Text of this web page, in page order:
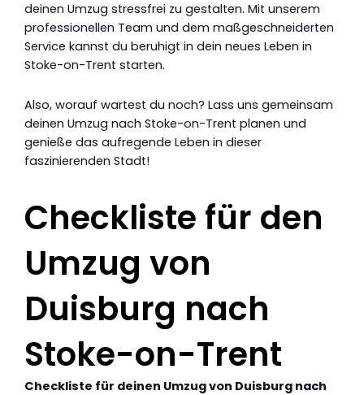
deinen Umzug stressfrei zu gestalten. Mit unserem
professionellen Team und dem maßgeschneiderten
Service kannst du beruhigt in dein neues Leben in
Stoke-on-Trent starten.
Also, worauf wartest du noch? Lass uns gemeinsam
deinen Umzug nach Stoke-on-Trent planen und
genieße das aufregende Leben in dieser
faszinierenden Stadt!
Checkliste für den
Umzug von
Duisburg nach
Stoke-on-Trent
Checkliste für deinen Umzug von Duisburg nach